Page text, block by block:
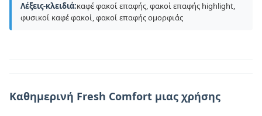
Λέξεις-κλειδιά:καφέ φακοί επαφής, φακοί επαφής highlight,
φυσικοί καφέ φακοί, φακοί επαφής ομορφιάς
Καθημερινή Fresh Comfort μιας χρήσης